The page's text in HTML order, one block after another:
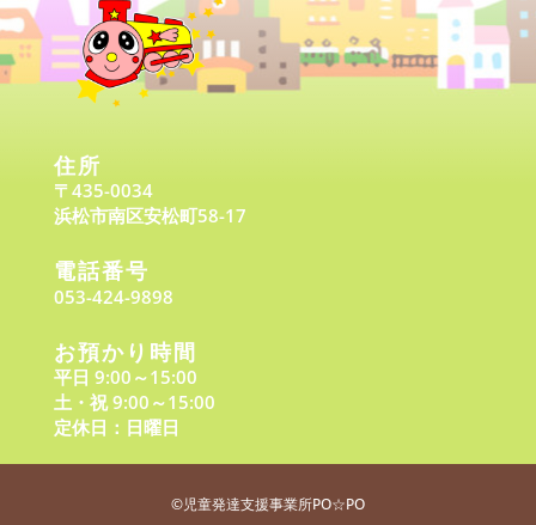
住所
〒435-0034
浜松市南区安松町58-17
電話番号
053-424-9898
お預かり時間
平日 9:00～15:00
土・祝 9:00～15:00
定休日：日曜日
©児童発達支援事業所PO☆PO